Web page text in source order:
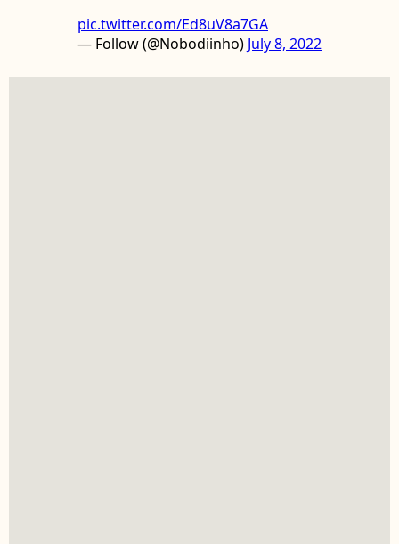
pic.twitter.com/Ed8uV8a7GA
— Follow (@Nobodiinho) July 8, 2022